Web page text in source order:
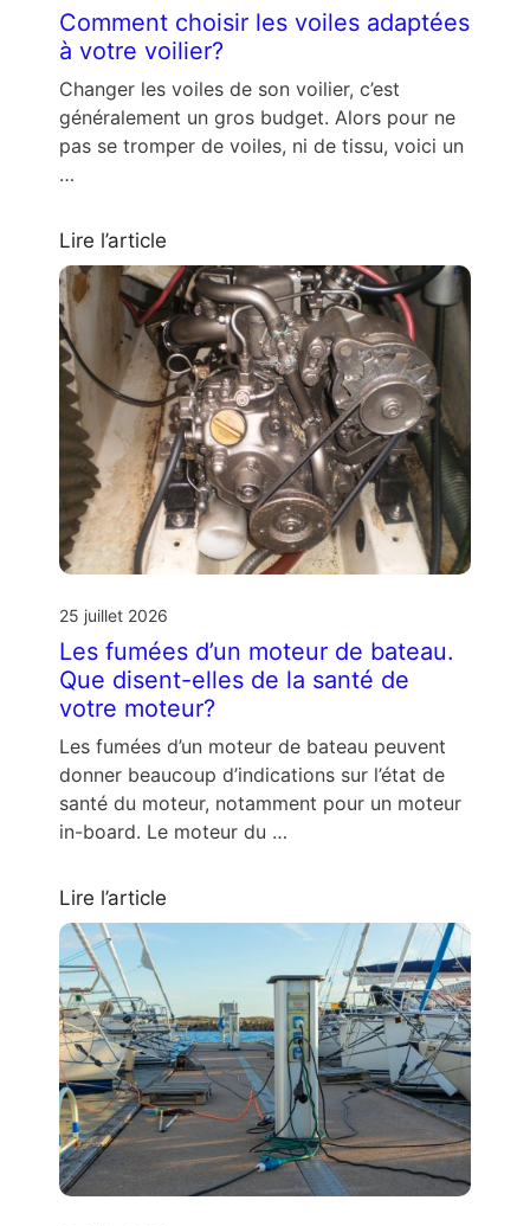
Comment choisir les voiles adaptées
à votre voilier?
Changer les voiles de son voilier, c’est
généralement un gros budget. Alors pour ne
pas se tromper de voiles, ni de tissu, voici un
…
Lire l’article
25 juillet 2026
Les fumées d’un moteur de bateau.
Que disent-elles de la santé de
votre moteur?
Les fumées d’un moteur de bateau peuvent
donner beaucoup d’indications sur l’état de
santé du moteur, notamment pour un moteur
in-board. Le moteur du …
Lire l’article